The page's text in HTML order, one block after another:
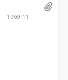
1969-11